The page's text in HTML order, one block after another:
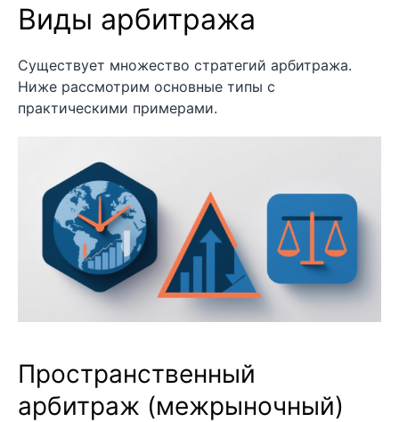
Виды арбитража
Существует множество стратегий арбитража.
Ниже рассмотрим основные типы с
практическими примерами.
Пространственный
арбитраж (межрыночный)